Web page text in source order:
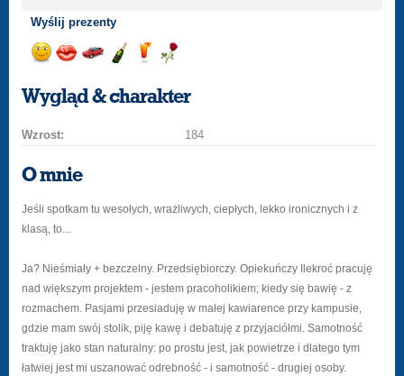
Wyślij prezenty
uśmiech
buziakasamochodem
szampana
drinka
różę
Wygląd & charakter
Wzrost: 184
O mnie
Jeśli spotkam tu wesołych, wrażliwych, ciepłych, lekko ironicznych i z
klasą, to...
Ja? Nieśmiały + bezczelny. Przedsiębiorczy. Opiekuńczy Ilekroć pracuję
nad większym projektem - jestem pracoholikiem; kiedy się bawię - z
rozmachem. Pasjami przesiaduję w małej kawiarence przy kampusie,
gdzie mam swój stolik, piję kawę i debatuję z przyjaciółmi. Samotność
traktuję jako stan naturalny: po prostu jest, jak powietrze i dlatego tym
łatwiej jest mi uszanować odrebność - i samotność - drugiej osoby.